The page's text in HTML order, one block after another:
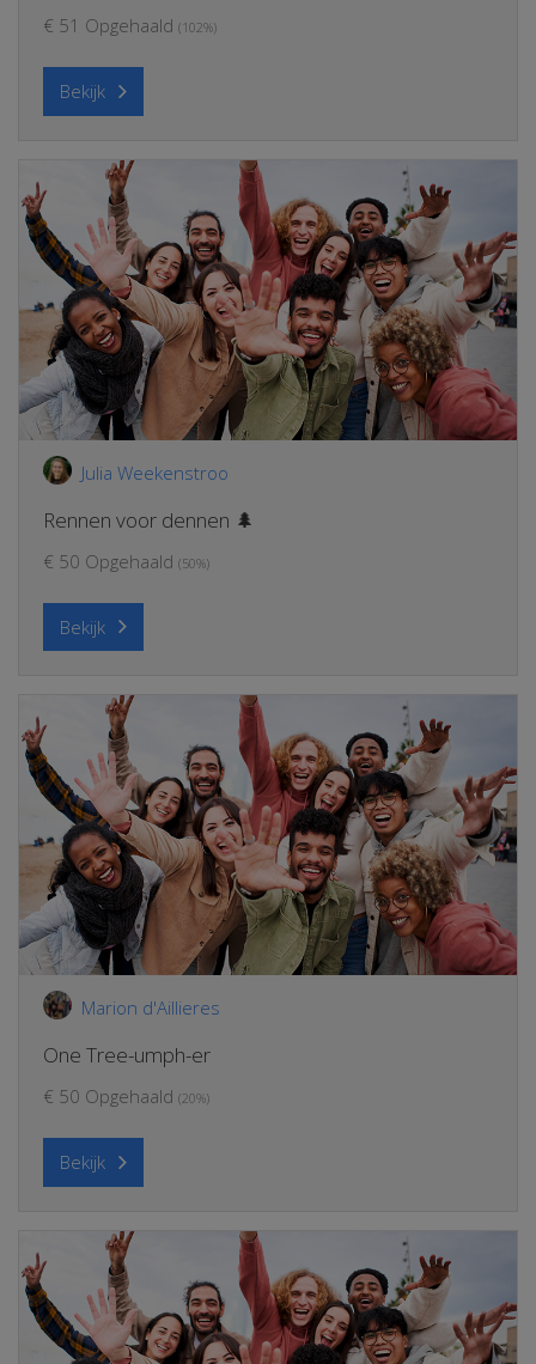
€ 51 Opgehaald (102%)
Bekijk
Julia Weekenstroo
Rennen voor dennen 🌲
€ 50 Opgehaald (50%)
Bekijk
Marion d'Aillieres
One Tree-umph-er
€ 50 Opgehaald (20%)
Bekijk